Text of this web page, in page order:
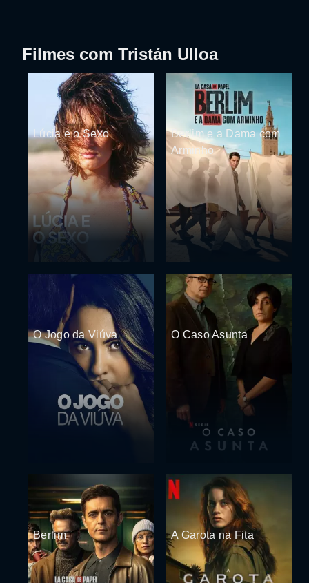
Filmes com Tristán Ulloa
Lúcia e o Sexo
Berlim e a Dama com
Arminho
O Jogo da Viúva O Caso Asunta
Berlim A Garota na Fita